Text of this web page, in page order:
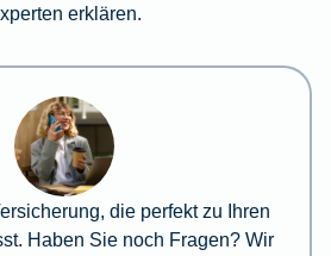
erklären.
die perfekt zu Ihren
Haben Sie noch Fragen? Wir